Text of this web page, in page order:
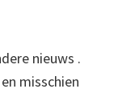
nieuws .
misschien